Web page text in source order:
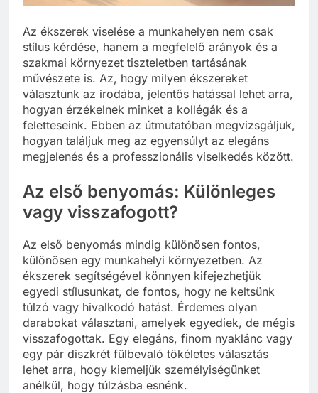
Az ékszerek viselése a munkahelyen nem csak
stílus kérdése, hanem a megfelelő arányok és a
szakmai környezet tiszteletben tartásának
művészete is. Az, hogy milyen ékszereket
választunk az irodába, jelentős hatással lehet arra,
hogyan érzékelnek minket a kollégák és a
feletteseink. Ebben az útmutatóban megvizsgáljuk,
hogyan találjuk meg az egyensúlyt az elegáns
megjelenés és a professzionális viselkedés között.
Az első benyomás: Különleges
vagy visszafogott?
Az első benyomás mindig különösen fontos,
különösen egy munkahelyi környezetben. Az
ékszerek segítségével könnyen kifejezhetjük
egyedi stílusunkat, de fontos, hogy ne keltsünk
túlzó vagy hivalkodó hatást. Érdemes olyan
darabokat választani, amelyek egyediek, de mégis
visszafogottak. Egy elegáns, finom nyaklánc vagy
egy pár diszkrét fülbevaló tökéletes választás
lehet arra, hogy kiemeljük személyiségünket
anélkül, hogy túlzásba esnénk.